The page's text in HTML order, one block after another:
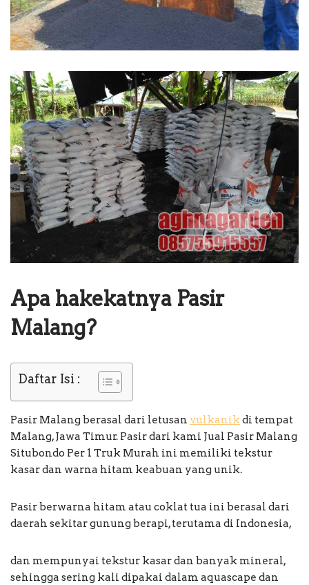
Apa hakekatnya Pasir
Malang?
Daftar Isi :
Pasir Malang berasal dari letusan vulkanikdi tempat
Malang, Jawa Timur. Pasir dari kami Jual Pasir Malang
Situbondo Per 1 Truk Murah ini memiliki tekstur
kasar dan warna hitam keabuan yang unik.
Pasir berwarna hitam atau coklat tua ini berasal dari
daerah sekitar gunung berapi, terutama di Indonesia,
dan mempunyai tekstur kasar dan banyak mineral,
sehingga sering kali dipakai dalam aquascape dan